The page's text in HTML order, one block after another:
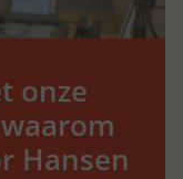
onze
Hansen